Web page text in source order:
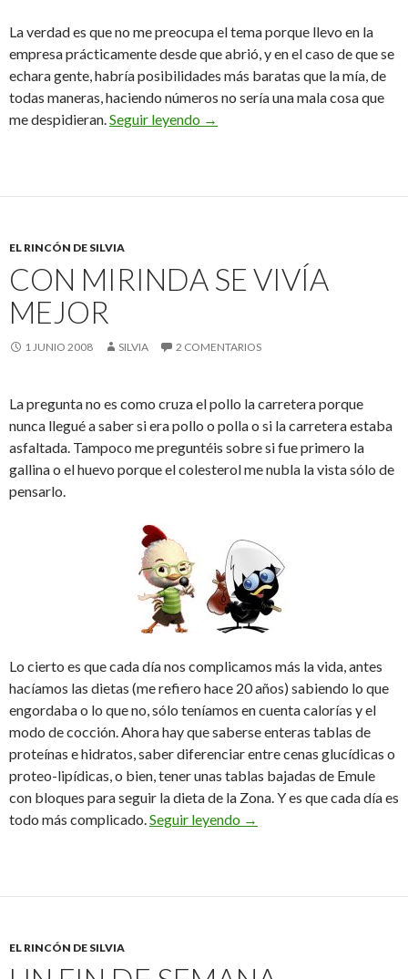
La verdad es que no me preocupa el tema porque llevo en la
empresa prácticamente desde que abrió, y en el caso de que se
echara gente, habría posibilidades más baratas que la mía, de
todas maneras, haciendo números no sería una mala cosa que
me despidieran. Seguir leyendo 2 de junio de 2008
→
EL RINCÓN DE SILVIA
CON MIRINDA SE VIVÍA
MEJOR
1 JUNIO 2008 SILVIA 2 COMENTARIOS
La pregunta no es como cruza el pollo la carretera porque
nunca llegué a saber si era pollo o polla o si la carretera estaba
asfaltada. Tampoco me preguntéis sobre si fue primero la
gallina o el huevo porque el colesterol me nubla la vista sólo de
pensarlo.
Lo cierto es que cada día nos complicamos más la vida, antes
hacíamos las dietas (me refiero hace 20 años) sabiendo lo que
engordaba o lo que no, sólo teníamos en cuenta calorías y el
modo de cocción. Ahora hay que saberse enteras tablas de
proteínas e hidratos, saber diferenciar entre cenas glucídicas o
proteo-lipídicas, o bien, tener unas tablas bajadas de Emule
con bloques para seguir la dieta de la Zona. Y es que cada día es
todo más complicado. Seguir leyendo Con Mirinda se vivía mejor
→
EL RINCÓN DE SILVIA